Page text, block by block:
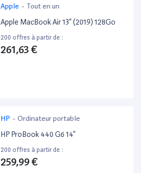
Apple - Tout en un
Apple MacBook Air 13” (2019) 128Go
200 offres à partir de :
261,63 €
HP - Ordinateur portable
HP ProBook 440 G6 14”
200 offres à partir de :
259,99 €